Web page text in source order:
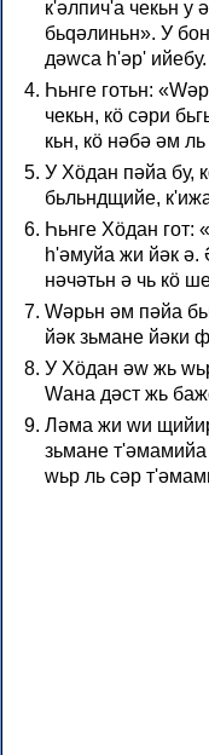
к'әлпич'а чекьн у
бьqәлиньн». У
дәwса һ'әр' ийебу.
Һьнге готьн:
чекьн, кӧ сәри
кьн, кӧ нәбә әм
У Хӧдан пәйа бу,
бьльндщийе,
Һьнге Хӧдан гот:
һ'әмуйа жи йәк ә.
нәчәтьн ә чь кӧ
Wәрьн әм пәйа
йәк зьмане йәки
У Хӧдан әw жь
Wана дәст жь
Ләма жи wи
зьмане
wьр ль сәр